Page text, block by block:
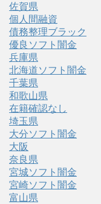
佐賀県
個人間融資
債務整理ブラック
優良ソフト闇金
兵庫県
北海道ソフト闇金
千葉県
和歌山県
在籍確認なし
埼玉県
大分ソフト闇金
大阪
奈良県
宮城ソフト闇金
宮崎ソフト闇金
富山県